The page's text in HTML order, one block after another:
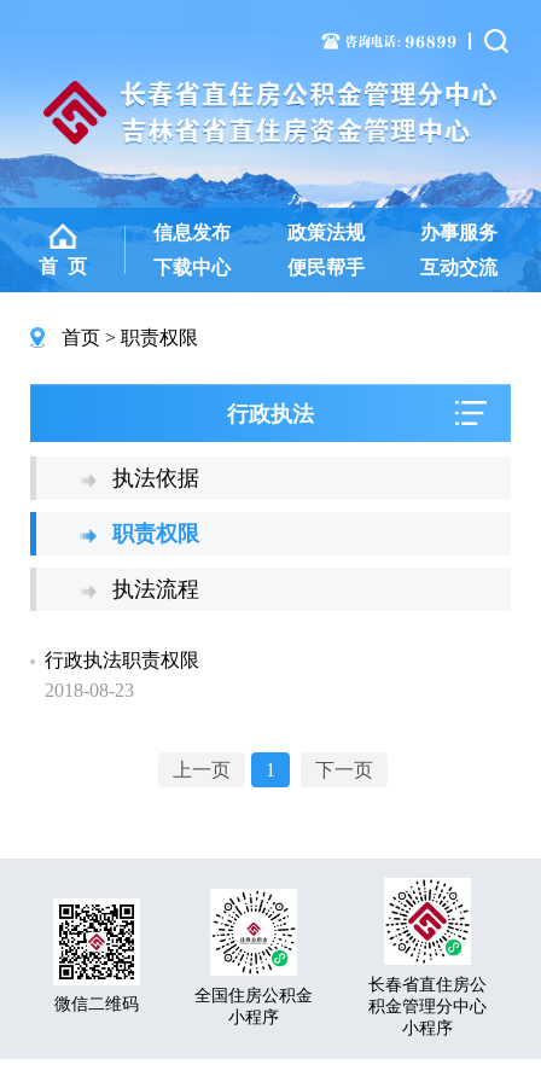
首 页
信息发布 政策法规
办事服务
下载中心
便民帮手 互动交流
首页 职责权限
行政执法
执法依据
职责权限
执法流程
行政执法职责权限
2018-08-23
上一页 1 下一页
微信二维码
全国住房公积金
小程序
长春省直住房公
积金管理分中心
小程序